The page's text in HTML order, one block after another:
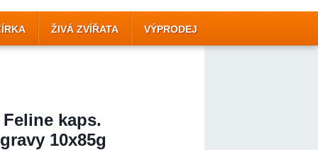
ŽIVÁ ZVÍŘATA VÝPRODEJ
kaps.
10x85g